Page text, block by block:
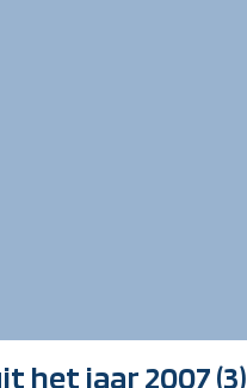
het jaar 2007 (3)